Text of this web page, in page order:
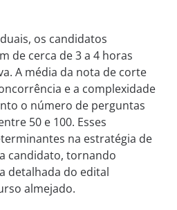
os candidatos
de cerca de 3 a 4 horas
A média da nota de corte
e a complexidade
o número de perguntas
50 e 100. Esses
na estratégia de
candidato, tornando
detalhada do edital
almejado.